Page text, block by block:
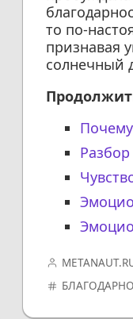
то по-
признавая
солнечный